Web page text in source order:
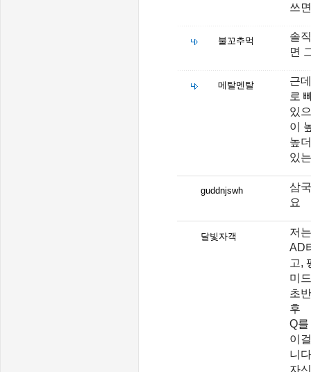
쓰
불꼬추먹
솔
면
메탈멘탈
근
로
있
이
높
있
guddnjswh
삼
요
달빛자객
저
AD
고,
미
초
후
Q
이
니
자